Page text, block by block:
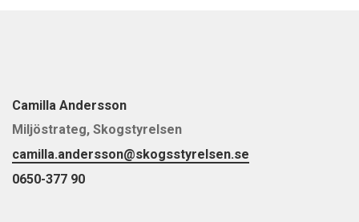
Camilla Andersson
Miljöstrateg, Skogstyrelsen
camilla.andersson@skogsstyrelsen.se
0650-377 90